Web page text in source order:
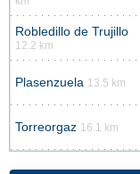
Robledillo de Trujillo
12.2 km
Plasenzuela 13.5 km
Torreorgaz 16.1 km